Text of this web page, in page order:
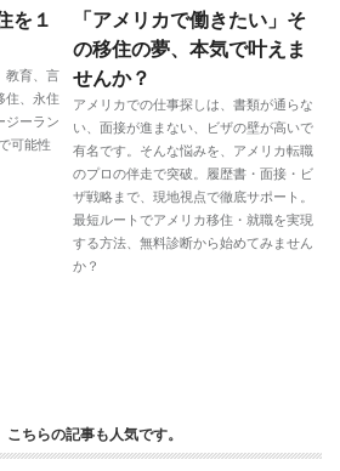
を１
教育、言
住、永住
ジーラン
可能性
「アメリカで働きたい」そ
の移住の夢、本気で叶えま
せんか？
アメリカでの仕事探しは、書類が通らな
い、面接が進まない、ビザの壁が高いで
有名です。そんな悩みを、アメリカ転職
のプロの伴走で突破。履歴書・面接・ビ
ザ戦略まで、現地視点で徹底サポート。
最短ルートでアメリカ移住・就職を実現
する方法、無料診断から始めてみません
か？
こちらの記事も人気です。